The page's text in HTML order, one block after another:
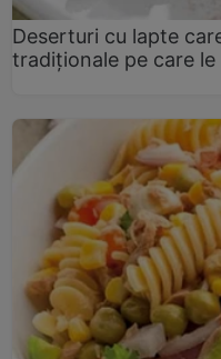
Deserturi cu lapte
tradiționale pe care